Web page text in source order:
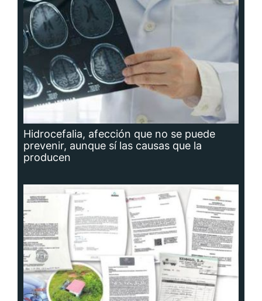
Hidrocefalia, afección que no se puede
prevenir, aunque sí las causas que la
producen